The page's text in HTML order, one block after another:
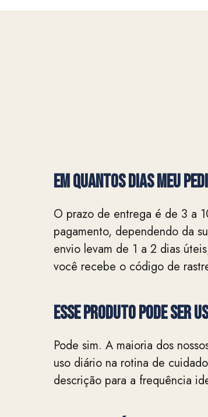
EM QUANTOS DIAS MEU
O prazo de entrega é de 3 a
pagamento, dependendo da
envio levam de 1 a 2 dias
você recebe o código de
Esse produto pode ser
Pode sim. A maioria dos
uso diário na rotina de
descrição para a frequência